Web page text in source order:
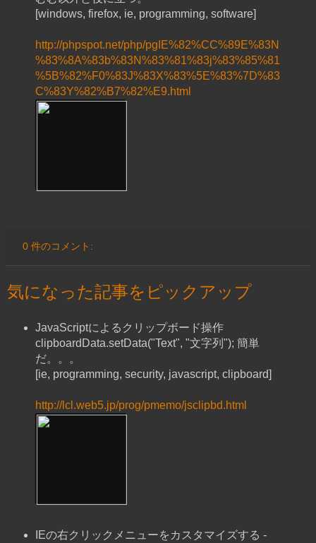
[windows, firefox, ie, programming, software]
http://phpspot.net/php/pgIE%82%CC%89E%83N
%83%8A%83b%83N%83%81%83j%83%85%81
%5B%82%F0%83J%83X%83%5E%83%7D%83
C%83Y%82%B7%82%E9.html
0 件のコメント:
気になった記事をピックアップ
JavaScriptによるクリップボード操作
clipboardData.setData("Text", "文字列"); 簡単
だ。。。
[ie, programming, security, javascript, clipboard]
http://lcl.web5.jp/prog/pmemo/jsclipbd.html
IEの右クリックメニューをカスタマイズする -